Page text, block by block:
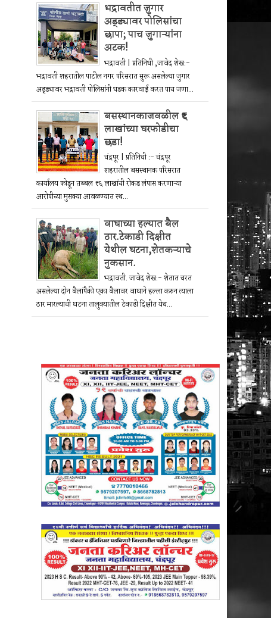
भद्रावतीत जुगार
अड्ड्यावर पोलिसांचा
छापा; पाच जुगाऱ्यांना
अटक!
भद्रावती | प्रतिनिधी ,जावेद शेख:-
भद्रावती शहरातील पाटील नगर परिसरात सुरू असलेल्या जुगार
अड्ड्यावर भद्रावती पोलिसांनी धडक कारवाई करत पाच जणा...
बसस्थानकाजवळील ₹६
लाखांच्या घरफोडीचा
छडा!
चंद्रपूर | प्रतिनिधी :- चंद्रपूर
शहरातील बसस्थानक परिसरात
कार्यालय फोडून तब्बल ₹६ लाखांची रोकड लंपास करणाऱ्या
आरोपीच्या मुसक्या आवळण्यात स्थ...
वाघाच्या हल्यात बैल
ठार.टेकाडी दिक्षीत
येथील घटना,शेतकऱ्याचे
नुकसान.
भद्रावती. जावेद शेख:- शेतात चरत
असलेल्या दोन बैलांपैकी एका बैलावर वाघाने हल्ला करुन त्याला
ठार मारल्याची घटना तालुक्यातील टेकाडी दिक्षीत येथ...